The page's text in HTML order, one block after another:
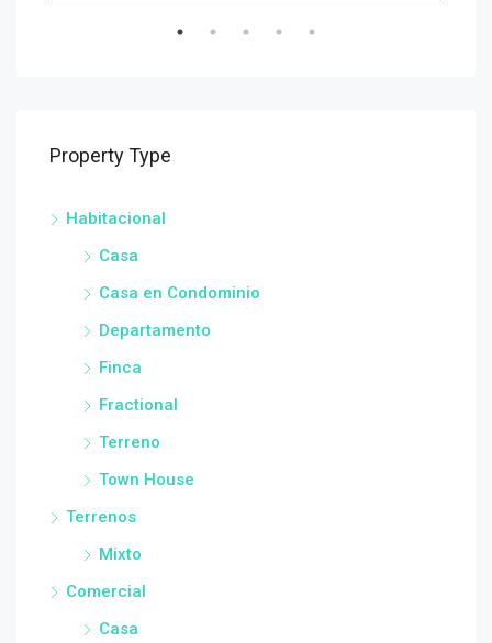
Property Type
Habitacional
Casa
Casa en Condominio
Departamento
Finca
Fractional
Terreno
Town House
Terrenos
Mixto
Comercial
Casa